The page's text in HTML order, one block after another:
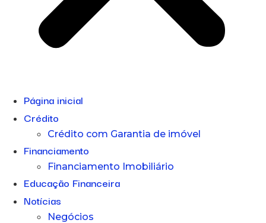
Página inicial
Crédito
Crédito com Garantia de imóvel
Financiamento
Financiamento Imobiliário
Educação Financeira
Notícias
Negócios